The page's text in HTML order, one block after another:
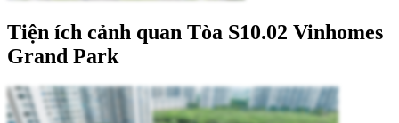
Tiện ích cảnh quan Tòa S10.02 Vinhomes
Grand Park